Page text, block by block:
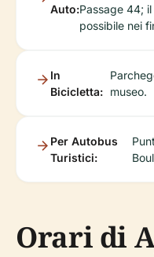
Auto:Passage 44;
possibile nei
In
Bicicletta: museo.
Per Autobus
Turistici:
Orari di